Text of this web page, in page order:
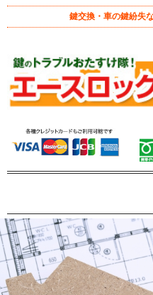
鍵交換・車の鍵紛失
出張鍵屋を有効
ての室内の鍵を
September 9, 2019 5:23 pm |